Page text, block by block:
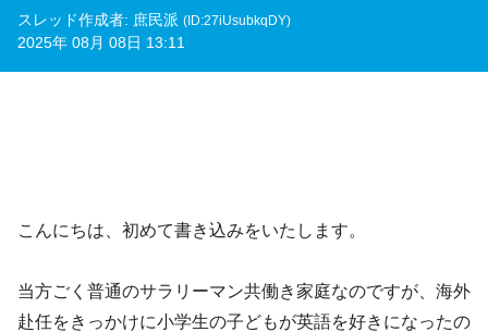
スレッド作成者: 庶民派 (ID:27iUsubkqDY)
2025年 08月 08日 13:11
こんにちは、初めて書き込みをいたします。
当方ごく普通のサラリーマン共働き家庭なのですが、海外
赴任をきっかけに小学生の子どもが英語を好きになったの